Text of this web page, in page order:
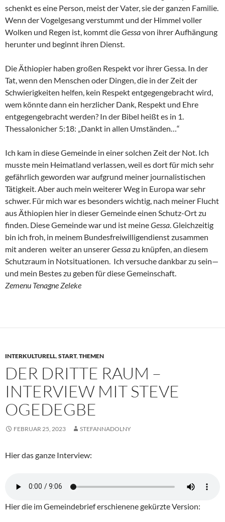
schenkt es eine Person, meist der Vater, sie der ganzen Familie.
Wenn der Vogelgesang verstummt und der Himmel voller
Wolken und Regen ist, kommt dieGessavon ihrer Aufhängung
herunter und beginnt ihren Dienst.
Die Äthiopier haben großen Respekt vor ihrer Gessa. In der
Tat, wenn den Menschen oder Dingen, die in der Zeit der
Schwierigkeiten helfen, kein Respekt entgegengebracht wird,
wem könnte dann ein herzlicher Dank, Respekt und Ehre
entgegengebracht werden? In der Bibel heißt es in 1.
Thessalonicher 5:18: „Dankt in allen Umständen…“
Ich kam in diese Gemeinde in einer solchen Zeit der Not. Ich
musste mein Heimatland verlassen, weil es dort für mich sehr
gefährlich geworden war aufgrund meiner journalistischen
Tätigkeit. Aber auch mein weiterer Weg in Europa war sehr
schwer. Für mich war es besonders wichtig, nach meiner Flucht
aus Äthiopien hier in dieser Gemeinde einen Schutz-Ort zu
finden. Diese Gemeinde war und ist meineGessa . Gleichzeitig
bin ich froh, in meinem Bundesfreiwilligendienst zusammen
mit anderen weiter an unsererGessazu knüpfen, an diesem
Schutzraum in Notsituationen. Ich versuche dankbar zu sein—
und mein Bestes zu geben für diese Gemeinschaft.
Zemenu Tenagne Zeleke
INTERKULTURELL,START,THEMEN
DER DRITTE RAUM –
INTERVIEW MIT STEVE
OGEDEGBE
FEBRUAR 25, 2023 STEFANNADOLNY
Hier das ganze Interview:
Hier die im Gemeindebrief erschienene gekürzte Version: